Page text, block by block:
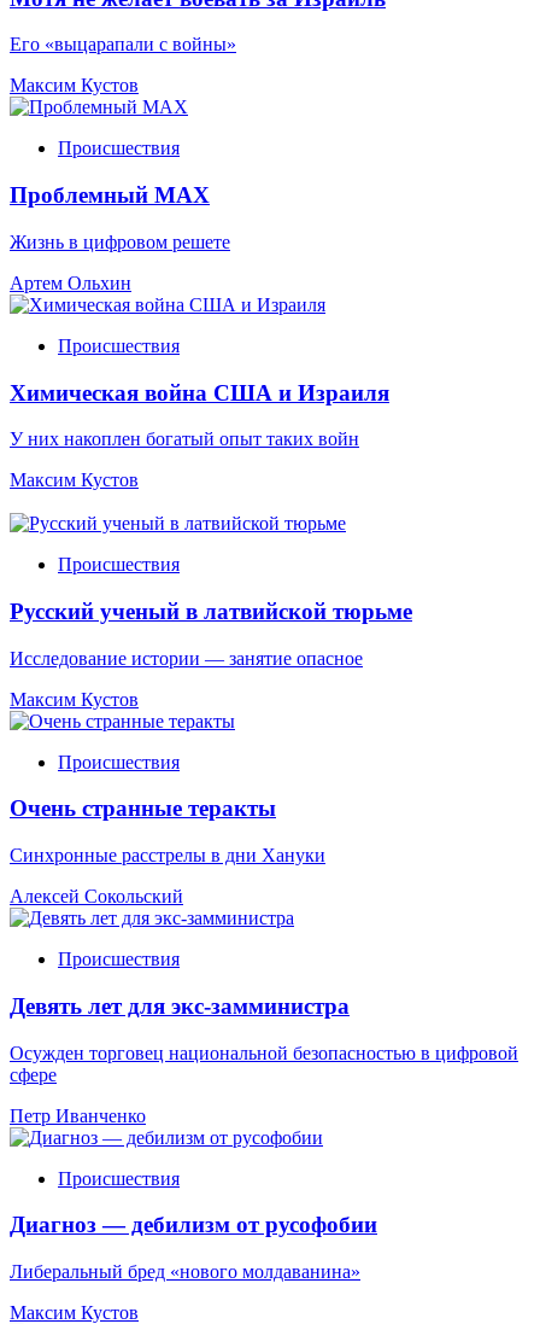
Его «выцарапали с войны»
Максим Кустов
Происшествия
Проблемный МАХ
Жизнь в цифровом решете
Артем Ольхин
Происшествия
Химическая война США и Израиля
У них накоплен богатый опыт таких войн
Максим Кустов
Происшествия
Русский ученый в латвийской тюрьме
Исследование истории — занятие опасное
Максим Кустов
Происшествия
Очень странные теракты
Синхронные расстрелы в дни Хануки
Алексей Сокольский
Происшествия
Девять лет для экс-замминистра
Осужден торговец национальной безопасностью в цифровой
сфере
Петр Иванченко
Происшествия
Диагноз — дебилизм от русофобии
Либеральный бред «нового молдаванина»
Максим Кустов